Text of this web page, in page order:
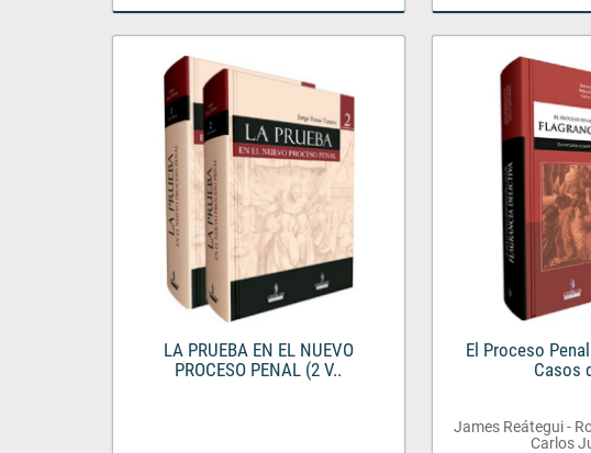
LA PRUEBA EN EL NUEVO
PROCESO PENAL (2 V..
El Proceso
Casos
James Reátegui -
Carlos